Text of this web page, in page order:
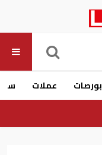
بورصات عملات